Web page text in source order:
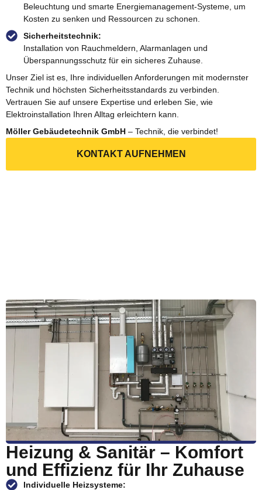
Beleuchtung und smarte Energiemanagement-Systeme, um
Kosten zu senken und Ressourcen zu schonen.
Sicherheitstechnik:
Installation von Rauchmeldern, Alarmanlagen und
Überspannungsschutz für ein sicheres Zuhause.
Unser Ziel ist es, Ihre individuellen Anforderungen mit modernster
Technik und höchsten Sicherheitsstandards zu verbinden.
Vertrauen Sie auf unsere Expertise und erleben Sie, wie
Elektroinstallation Ihren Alltag erleichtern kann.
Möller Gebäudetechnik GmbH – Technik, die verbindet!
KONTAKT AUFNEHMEN
Heizung & Sanitär – Komfort
und Effizienz für Ihr Zuhause
Individuelle Heizsysteme: